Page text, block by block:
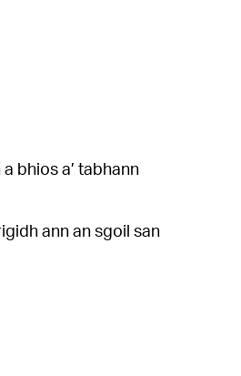
bhios a’ tabhann
ann an sgoil san